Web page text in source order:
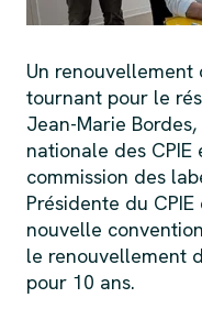
Un
tournant pour le
Jean-Marie
nationale des
commission des
Présidente du
nouvelle
le renouvellement
pour 10 ans.